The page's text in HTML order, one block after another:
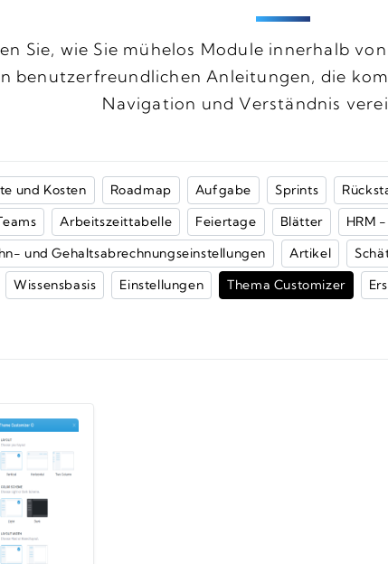
Sie, wie Sie mühelos Module innerhalb
benutzerfreundlichen Anleitungen, die
Navigation und Verständnis
und Kosten Roadmap Aufgabe Sprints
Arbeitszeittabelle Feiertage Blätter HRM
und Gehaltsabrechnungseinstellungen Artikel
Wissensbasis Einstellungen Thema Customizer